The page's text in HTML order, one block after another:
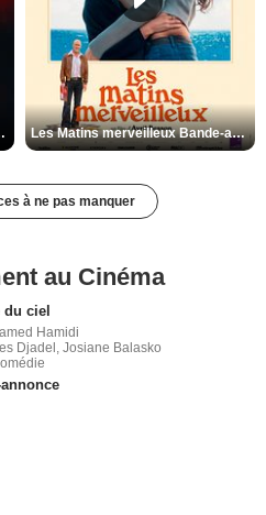
VO STFR Les Matins merveilleux Bande-annonce VF
à ne pas manquer
au Cinéma
du ciel
Hamidi
Djadel, Josiane Balasko